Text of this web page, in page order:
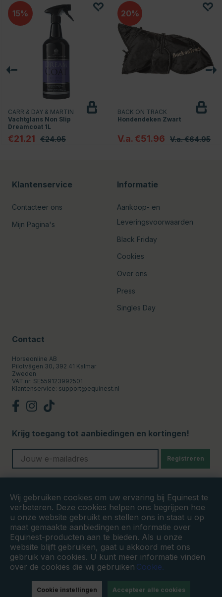
15
CARR & DAY & MARTIN
Vachtglans Non Slip
Dreamcoat 1L
€21.21 €24.95
20
BACK ON TRACK
Hondendeken Zwart
V.a. €51.96 V.a. €64.95
Klantenservice
Contacteer ons
Mijn Pagina's
Informatie
Aankoop- en
Leveringsvoorwaarden
Black Friday
Cookies
Over ons
Press
Singles Day
Contact
Horseonline AB
Pilotvägen 30, 392 41 Kalmar
Zweden
VAT.nr: SE559123992501
Klantenservice: support@equinest.nl
Krijg toegang tot aanbiedingen en kortingen!
Registreren
Wij gebruiken cookies om uw ervaring bij Equinest te
verbeteren. Deze cookies helpen ons begrijpen hoe
u onze website gebruikt en stellen ons in staat u op
maat gemaakte aanbiedingen en informatie over
Equinest-producten aan te bieden. Als u onze
website blijft gebruiken, gaat u akkoord met ons
gebruik van cookies. U kunt meer informatie vinden
over de cookies die wij gebruiken Cookie.
Cookie instellingen Accepteer alle cookies